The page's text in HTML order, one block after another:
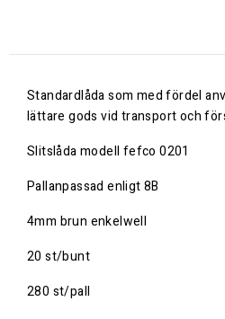
Standardlåda som med fördel
lättare gods vid transport och
Slitslåda modell fefco 0201
Pallanpassad enligt 8B
4mm brun enkelwell
20 st/bunt
280 st/pall